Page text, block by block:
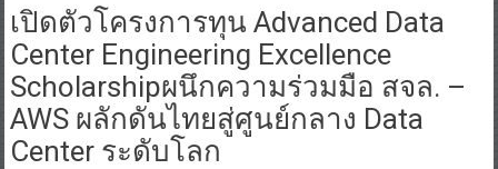
เปิดตัวโครงการทุน Advanced Data
Center Engineering Excellence
Scholarshipผนึกความร่วมมือ สจล. –
AWS ผลักดันไทยสู่ศูนย์กลาง Data
Center ระดับโลก